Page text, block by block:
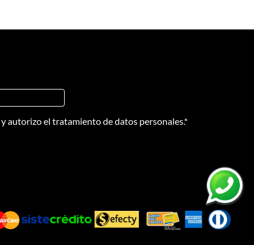
yautorizo el tratamiento de datos personales.*